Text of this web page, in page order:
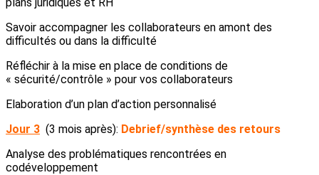
Savoir accompagner les collaborateurs en amont des
difficultés ou dans la difficulté
Réfléchir à la mise en place de conditions de
« sécurité/contrôle » pour vos collaborateurs
Elaboration d’un plan d’action personnalisé
Jour 3 (3 mois après): Debrief/synthèse des retours
Analyse des problématiques rencontrées en
codéveloppement